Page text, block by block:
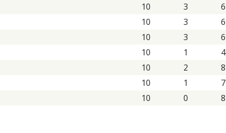
10 3 6
10 3 6
10 3 6
10 1 4
10 2 8
10 1 7
10 0 8